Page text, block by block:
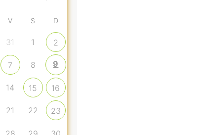
V S D
31 1 2
7 8 9
14 15 16
21 22 23